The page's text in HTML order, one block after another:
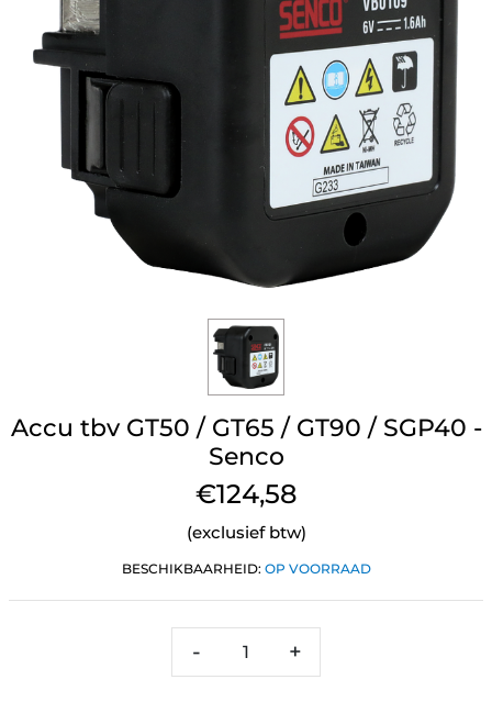
Accu tbv GT50 / GT65 / GT90 / SGP40 -
Senco
€124,58
(exclusief btw)
BESCHIKBAARHEID: OP VOORRAAD
- +